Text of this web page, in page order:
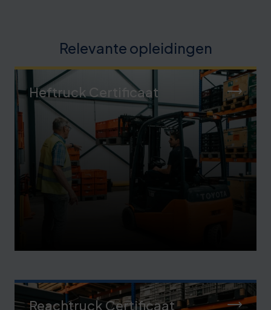
Relevante opleidingen
Heftruck Certificaat
Reachtruck Certificaat